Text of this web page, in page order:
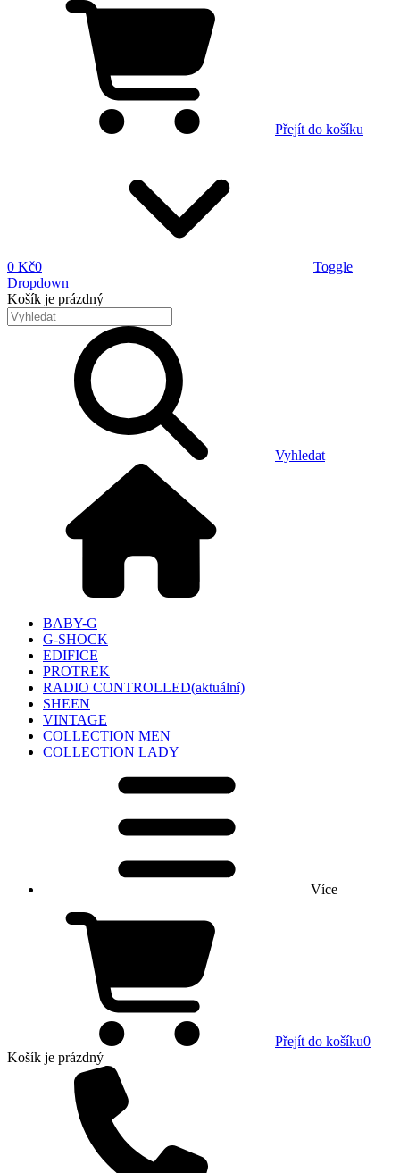
Přejít do košíku
0 Kč0
Toggle
Dropdown
Košík je prázdný
Vyhledat
BABY-G
G-SHOCK
EDIFICE
PROTREK
RADIO CONTROLLED(aktuální)
SHEEN
VINTAGE
COLLECTION MEN
COLLECTION LADY
Více
Přejít do košíku0
Košík je prázdný